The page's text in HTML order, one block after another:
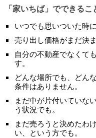
「家いちば」でできるこ
いつでも思いついた時
売り出し価格がまだ決
自分の不動産でなくて
す。
どんな場所でも、どん
条件はありません。
まだ中が片付いていな
う状況でも。
まだ売ろうと決めたわ
い、という方でも。